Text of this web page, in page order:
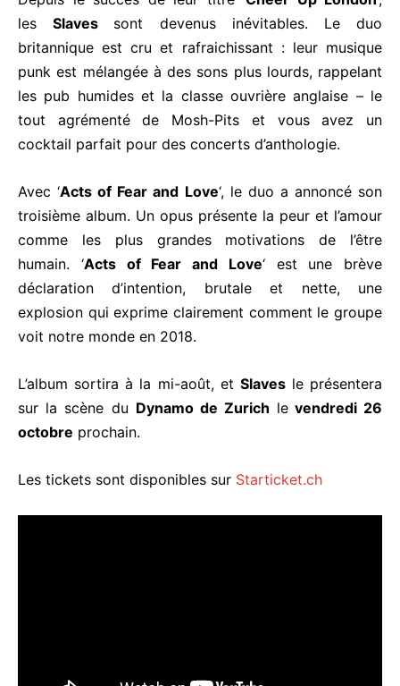
lesSlaves sont devenus inévitables. Le duo
britannique est cru et rafraichissant : leur musique
punk est mélangée à des sons plus lourds, rappelant
les pub humides et la classe ouvrière anglaise – le
tout agrémenté de Mosh-Pits et vous avez un
cocktail parfait pour des concerts d’anthologie.
Avec ‘Acts of Fear and Love‘, le duo a annoncé son
troisième album. Un opus présente la peur et l’amour
comme les plus grandes motivations de l’être
humain. ‘Acts of Fear and Love‘ est une brève
déclaration d’intention, brutale et nette, une
explosion qui exprime clairement comment le groupe
voit notre monde en 2018.
L’album sortira à la mi-août, et Slavesle présentera
sur la scène du Dynamo de Zurich levendredi 26
octobre prochain.
Les tickets sont disponibles sur Starticket.ch